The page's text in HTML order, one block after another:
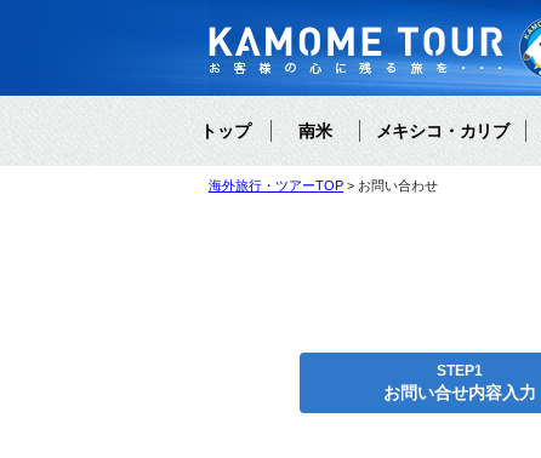
トップ 南米 メキシコ・カリブ
海外旅行・ツアーTOP お問い合わせ
STEP1
お問い合せ内容入力